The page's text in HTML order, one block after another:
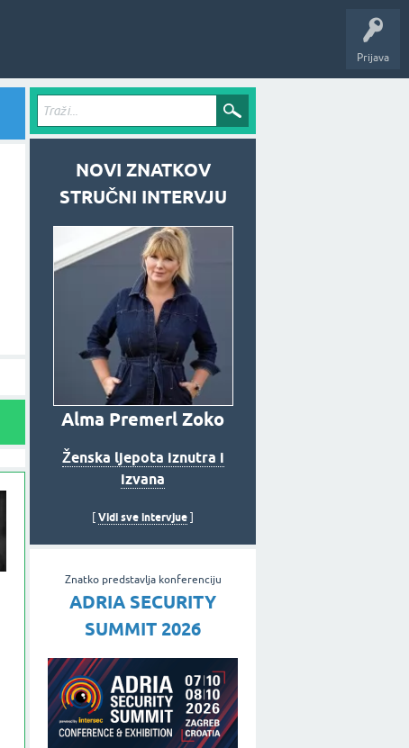
Prijava
NOVI ZNATKOV
STRUČNI INTERVJU
Alma Premerl Zoko
Ženska ljepota iznutra i
izvana
Vidi sve intervjue
Znatko predstavlja konferenciju
ADRIA SECURITY
SUMMIT 2026